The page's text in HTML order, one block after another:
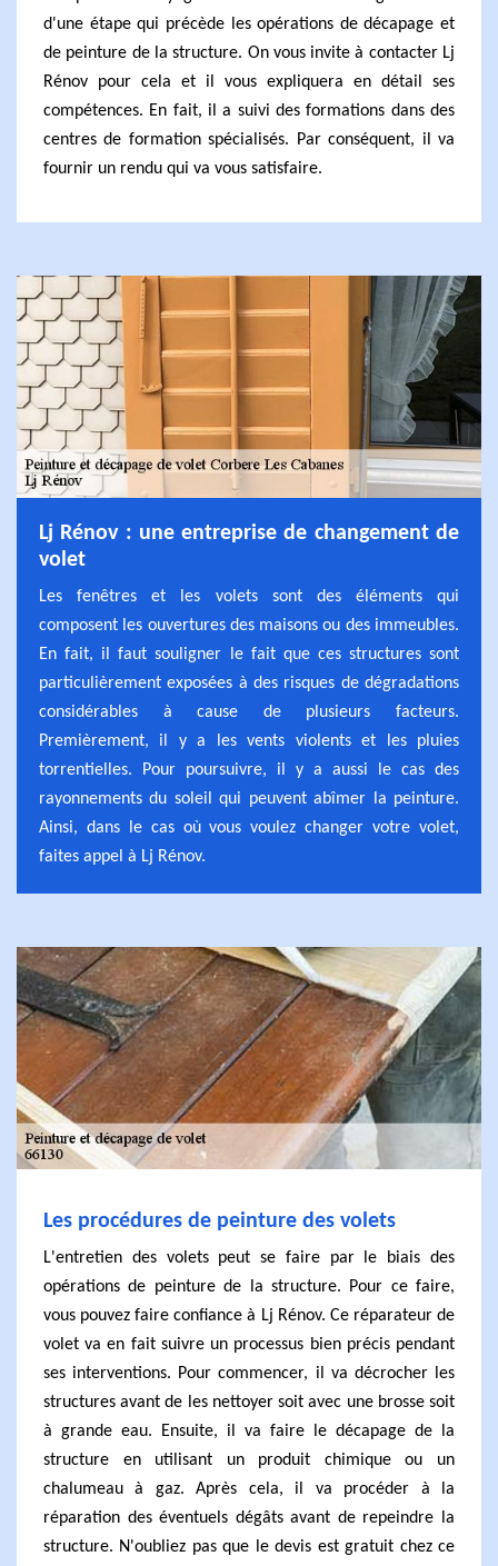
d'une étape qui précède les opérations de décapage et
de peinture de la structure. On vous invite à contacter Lj
Rénov pour cela et il vous expliquera en détail ses
compétences. En fait, il a suivi des formations dans des
centres de formation spécialisés. Par conséquent, il va
fournir un rendu qui va vous satisfaire.
Lj Rénov : une entreprise de changement de
volet
Les fenêtres et les volets sont des éléments qui
composent les ouvertures des maisons ou des immeubles.
En fait, il faut souligner le fait que ces structures sont
particulièrement exposées à des risques de dégradations
considérables à cause de plusieurs facteurs.
Premièrement, il y a les vents violents et les pluies
torrentielles. Pour poursuivre, il y a aussi le cas des
rayonnements du soleil qui peuvent abîmer la peinture.
Ainsi, dans le cas où vous voulez changer votre volet,
faites appel à Lj Rénov.
Les procédures de peinture des volets
L'entretien des volets peut se faire par le biais des
opérations de peinture de la structure. Pour ce faire,
vous pouvez faire confiance à Lj Rénov. Ce réparateur de
volet va en fait suivre un processus bien précis pendant
ses interventions. Pour commencer, il va décrocher les
structures avant de les nettoyer soit avec une brosse soit
à grande eau. Ensuite, il va faire le décapage de la
structure en utilisant un produit chimique ou un
chalumeau à gaz. Après cela, il va procéder à la
réparation des éventuels dégâts avant de repeindre la
structure. N'oubliez pas que le devis est gratuit chez ce